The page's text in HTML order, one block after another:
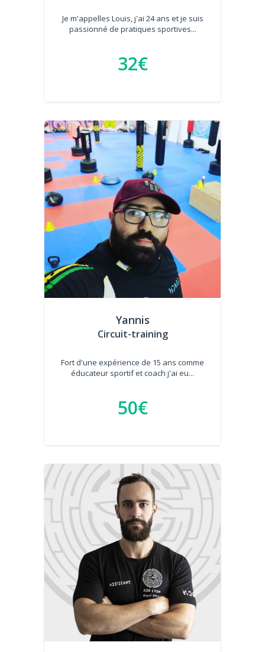
Je m'appelles Louis, j'ai 24 ans et je suis
passionné de pratiques sportives...
32€
Yannis
Circuit-training
Fort d'une expérience de 15 ans comme
éducateur sportif et coach j'ai eu...
50€